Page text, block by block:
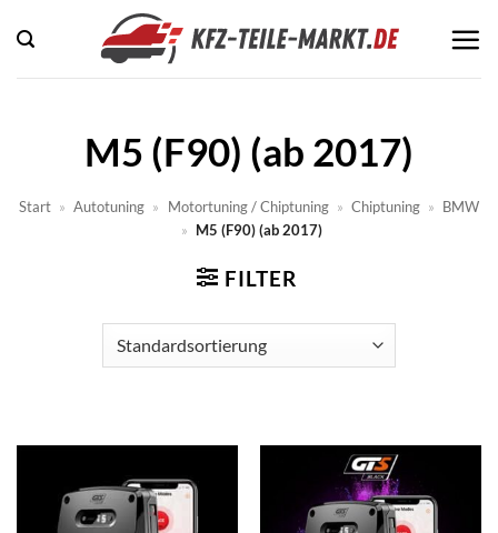
Inhalt
springen
M5 (F90) (ab 2017)
Start » Autotuning » Motortuning / Chiptuning » Chiptuning » BMW
» M5 (F90) (ab 2017)
FILTER